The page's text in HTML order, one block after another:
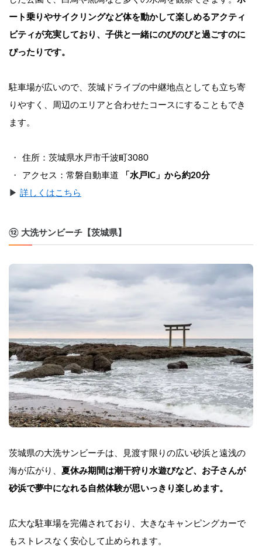
ート乗りやサイクリングなど体を動かして楽しめるアクティ
ビティが充実しており、子供と一緒にのびのびと過ごすのに
ぴったりです。
駐車場が広いので、茨城ドライブの中継地点としても立ち寄
りやすく、周辺のエリアと合わせたコースにすることもでき
ます。
住所：茨城県水戸市千波町3080
アクセス：常磐自動車道
「水戸IC」から約20分
▶︎ 詳しくはこちら
⑫ 大洗サンビーチ【茨城県】
茨城県の大洗サンビーチは、見渡す限りの広い砂浜と遠浅の
海が広がり、 夏休み期間は潮干狩り水遊びなど、お子さんが
砂浜で夢中になれる自然体験が思いっきり楽しめます。
広大な駐車場を完備されており、大きなキャンピングカーで
もストレスなく安心して止められます。